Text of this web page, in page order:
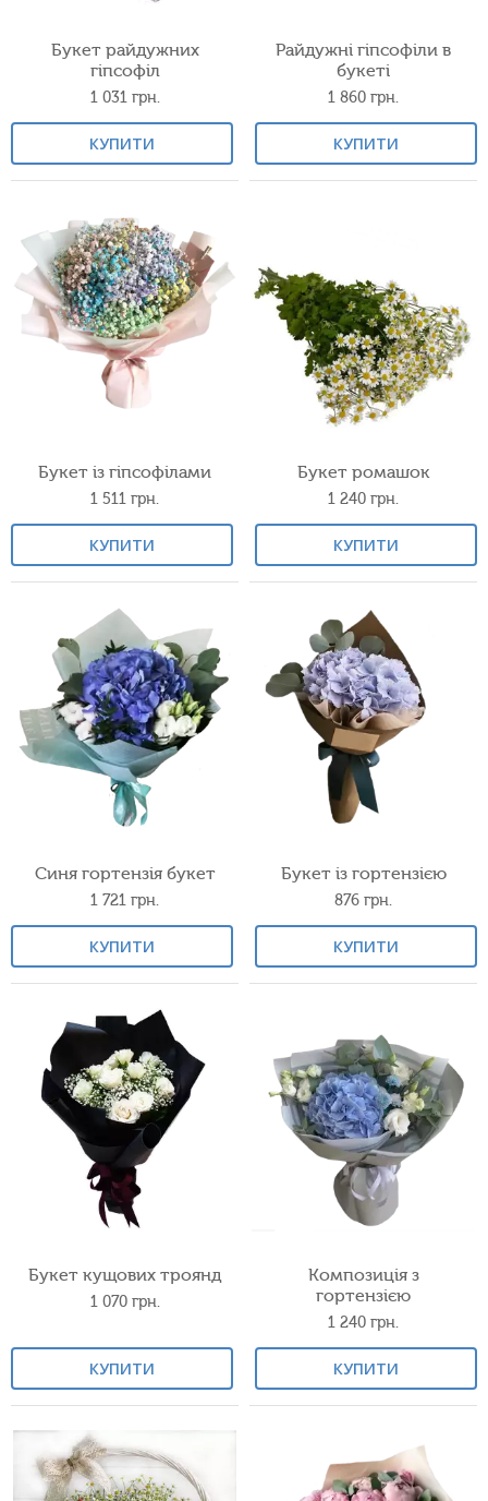
Букет райдужних
гіпсофіл
1 031 грн.
КУПИТИ
Райдужні гіпсофіли в
букеті
1 860 грн.
КУПИТИ
Букет із гіпсофілами
1 511 грн.
КУПИТИ
Букет ромашок
1 240 грн.
КУПИТИ
Синя гортензія букет
1 721 грн.
КУПИТИ
Букет із гортензією
876 грн.
КУПИТИ
Букет кущових троянд
1 070 грн.
КУПИТИ
Композиція з
гортензією
1 240 грн.
КУПИТИ